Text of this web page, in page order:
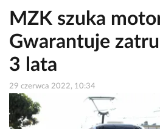
MZK szuka
Gwarantuje
3 lata
29 czerwca 2022, 10:34